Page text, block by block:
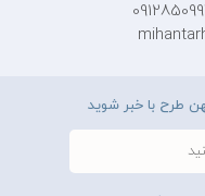
طرح با خبر شوید